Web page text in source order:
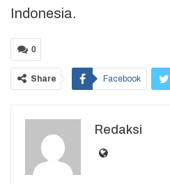
Indonesia.
0
Share Facebook
Redaksi